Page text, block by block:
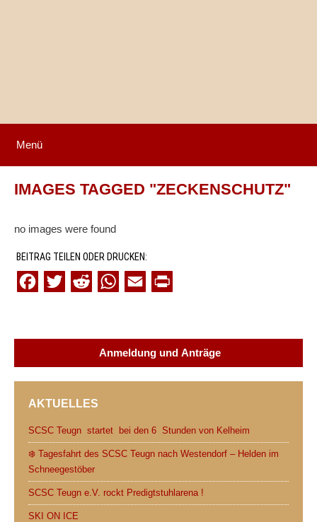
Menü
IMAGES TAGGED "ZECKENSCHUTZ"
no images were found
BEITRAG TEILEN ODER DRUCKEN:
b
o
k
t
r
i
W
s
p
l
t
Anmeldung und Anträge
AKTUELLES
SCSC Teugn startet bei den 6 Stunden von Kelheim
❄️ Tagesfahrt des SCSC Teugn nach Westendorf – Helden im
Schneegestöber
SCSC Teugn e.V. rockt Predigtstuhlarena !
SKI ON ICE